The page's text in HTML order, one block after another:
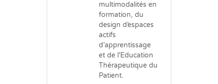
multimodalités en
formation, du
design d’espaces
actifs
d’apprentissage
et de l'Education
Thérapeutique du
Patient.